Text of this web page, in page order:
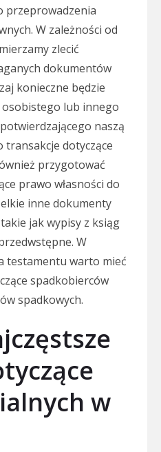
przeprowadzenia
W zależności od
zlecić
dokumentów
konieczne będzie
lub innego
naszą
transakcje dotyczące
przygotować
prawo własności do
inne dokumenty
jak wypisy z ksiąg
W
testamentu warto mieć
spadkobierców
spadkowych.
w